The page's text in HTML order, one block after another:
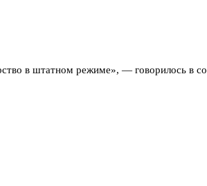
в штатном режиме», — говорилось в